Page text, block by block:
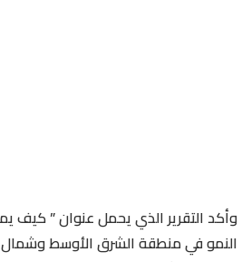
وأكد التقرير الذي يحمل عنوان ” كيف
النمو في منطقة الشرق الأوسط وشمال